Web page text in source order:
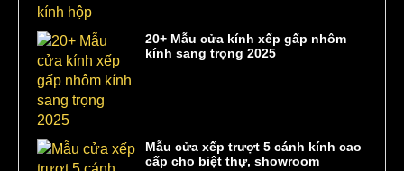
20+ Mẫu cửa kính xếp gấp nhôm
kính sang trọng 2025
Mẫu cửa xếp trượt 5 cánh kính cao
cấp cho biệt thự, showroom